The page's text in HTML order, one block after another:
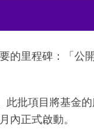
的里程碑：「公
此批項目將基金
內正式啟動。